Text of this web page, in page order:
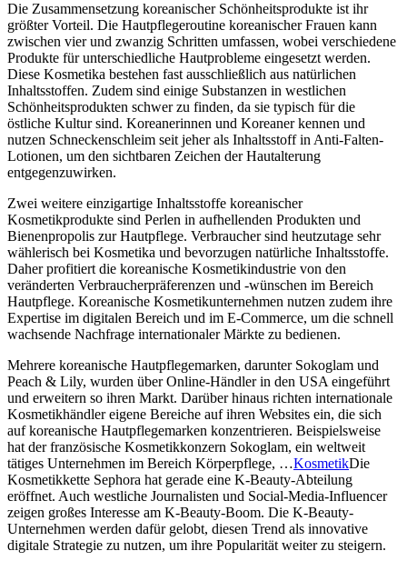
Die Zusammensetzung koreanischer Schönheitsprodukte ist ihr
größter Vorteil. Die Hautpflegeroutine koreanischer Frauen kann
zwischen vier und zwanzig Schritten umfassen, wobei verschiedene
Produkte für unterschiedliche Hautprobleme eingesetzt werden.
Diese Kosmetika bestehen fast ausschließlich aus natürlichen
Inhaltsstoffen. Zudem sind einige Substanzen in westlichen
Schönheitsprodukten schwer zu finden, da sie typisch für die
östliche Kultur sind. Koreanerinnen und Koreaner kennen und
nutzen Schneckenschleim seit jeher als Inhaltsstoff in Anti-Falten-
Lotionen, um den sichtbaren Zeichen der Hautalterung
entgegenzuwirken.
Zwei weitere einzigartige Inhaltsstoffe koreanischer
Kosmetikprodukte sind Perlen in aufhellenden Produkten und
Bienenpropolis zur Hautpflege. Verbraucher sind heutzutage sehr
wählerisch bei Kosmetika und bevorzugen natürliche Inhaltsstoffe.
Daher profitiert die koreanische Kosmetikindustrie von den
veränderten Verbraucherpräferenzen und -wünschen im Bereich
Hautpflege. Koreanische Kosmetikunternehmen nutzen zudem ihre
Expertise im digitalen Bereich und im E-Commerce, um die schnell
wachsende Nachfrage internationaler Märkte zu bedienen.
Mehrere koreanische Hautpflegemarken, darunter Sokoglam und
Peach & Lily, wurden über Online-Händler in den USA eingeführt
und erweitern so ihren Markt. Darüber hinaus richten internationale
Kosmetikhändler eigene Bereiche auf ihren Websites ein, die sich
auf koreanische Hautpflegemarken konzentrieren. Beispielsweise
hat der französische Kosmetikkonzern Sokoglam, ein weltweit
tätiges Unternehmen im Bereich Körperpflege, …KosmetikDie
Kosmetikkette Sephora hat gerade eine K-Beauty-Abteilung
eröffnet. Auch westliche Journalisten und Social-Media-Influencer
zeigen großes Interesse am K-Beauty-Boom. Die K-Beauty-
Unternehmen werden dafür gelobt, diesen Trend als innovative
digitale Strategie zu nutzen, um ihre Popularität weiter zu steigern.